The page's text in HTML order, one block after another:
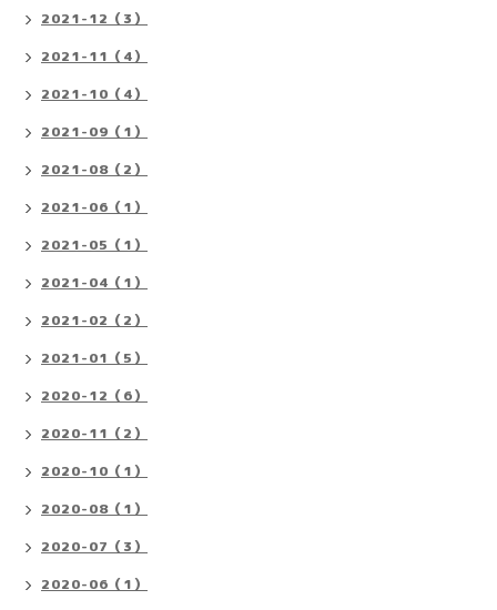
2021-12（3）
2021-11（4）
2021-10（4）
2021-09（1）
2021-08（2）
2021-06（1）
2021-05（1）
2021-04（1）
2021-02（2）
2021-01（5）
2020-12（6）
2020-11（2）
2020-10（1）
2020-08（1）
2020-07（3）
2020-06（1）